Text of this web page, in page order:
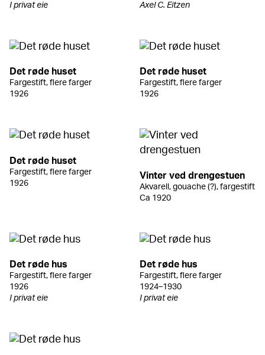
I privat eie
Axel C. Eitzen
Det røde huset
Fargestift, flere farger
1926
Det røde huset
Fargestift, flere farger
1926
Det røde huset
Fargestift, flere farger
1926
Vinter ved drengestuen
Akvarell, gouache (?), fargestift
Ca 1920
Det røde hus
Fargestift, flere farger
1926
I privat eie
Det røde hus
Fargestift, flere farger
1924–1930
I privat eie